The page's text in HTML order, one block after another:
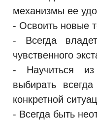
механизмы ее
- Освоить новые
- Всегда
чувственного
- Научиться из
выбирать
конкретной
- Всегда быть